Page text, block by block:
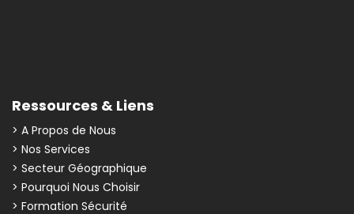
Ressources & Liens
> A Propos de Nous
> Nos Services
> Secteur Géographique
> Pourquoi Nous Choisir
> Formation Sécurité